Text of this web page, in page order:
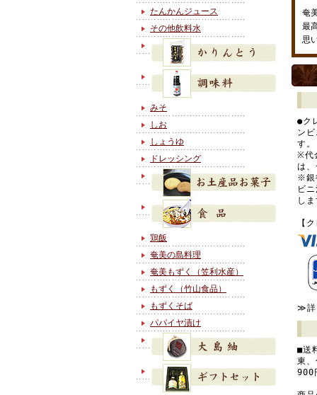
たんかんジュース
その他飲料水
みそ
しお
しょうゆ
ドレッシング
鶏飯
奄美の島料理
奄美もずく（笠利水産）
もずく（竹山食品）
もずくそば
パパイヤ漬け
奄
最
思
●ク
ン
す。
※代
は
※銀
ビ
し
【
≫詳
■送
東
900